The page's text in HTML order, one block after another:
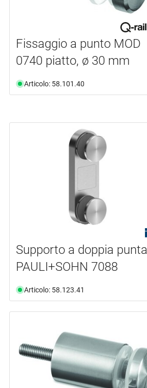
Fissaggio a punto MOD
0740 piatto, ø 30 mm
Articolo: 58.101.40
Supporto a doppia punta
PAULI+SOHN 7088
Articolo: 58.123.41